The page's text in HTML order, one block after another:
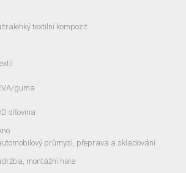
textilní kompozit
guma
síťovina
průmysl, přeprava a skladování
montážní hala